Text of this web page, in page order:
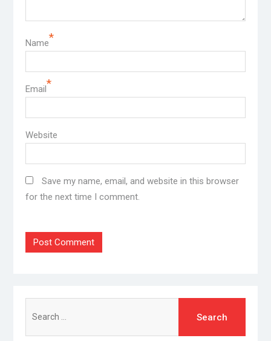
Name*
Email*
Website
Save my name, email, and website in this browser
for the next time I comment.
for: